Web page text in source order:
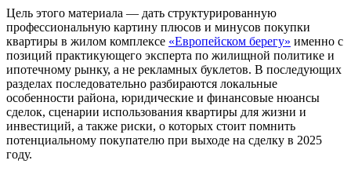
Цель этого материала — дать структурированную
профессиональную картину плюсов и минусов покупки
квартиры в жилом комплексе «Европейском берегу» именно с
позиций практикующего эксперта по жилищной политике и
ипотечному рынку, а не рекламных буклетов. В последующих
разделах последовательно разбираются локальные
особенности района, юридические и финансовые нюансы
сделок, сценарии использования квартиры для жизни и
инвестиций, а также риски, о которых стоит помнить
потенциальному покупателю при выходе на сделку в 2025
году.